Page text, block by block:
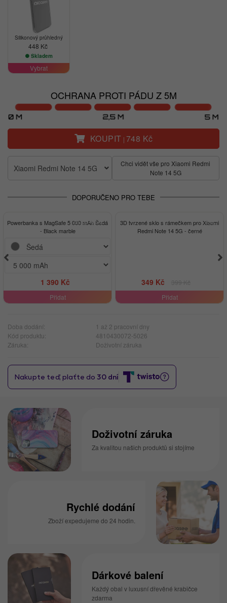
Silikonový průhledný
448 Kč
Skladem
Vybrat
OCHRANA PROTI PÁDU Z 5M
KOUPIT | 748 Kč
Xiaomi Redmi Note 14 5G
Chci vidět vše pro Xiaomi Redmi
Note 14 5G
DOPORUČENO PRO TEBE
ELEGANCE
Powerbanka s MagSafe 5 000 mAh Šedá
- Black marble
1 390 Kč
Přidat
-13%
3D tvrzené sklo s rámečkem pro Xiaomi
Redmi Note 14 5G - černé
349 Kč
Přidat
Doba dodání:
1 až 2 pracovní dny
Kód produktu:
4810430072-5026
Záruka:
Doživotní záruka
Doživotní záruka
Za kvalitou našich produktů si stojíme
Rychlé dodání
Zboží expedujeme do 24 hodin.
Dárkové balení
Každý obal v luxusní dřevěné krabičce
zdarma